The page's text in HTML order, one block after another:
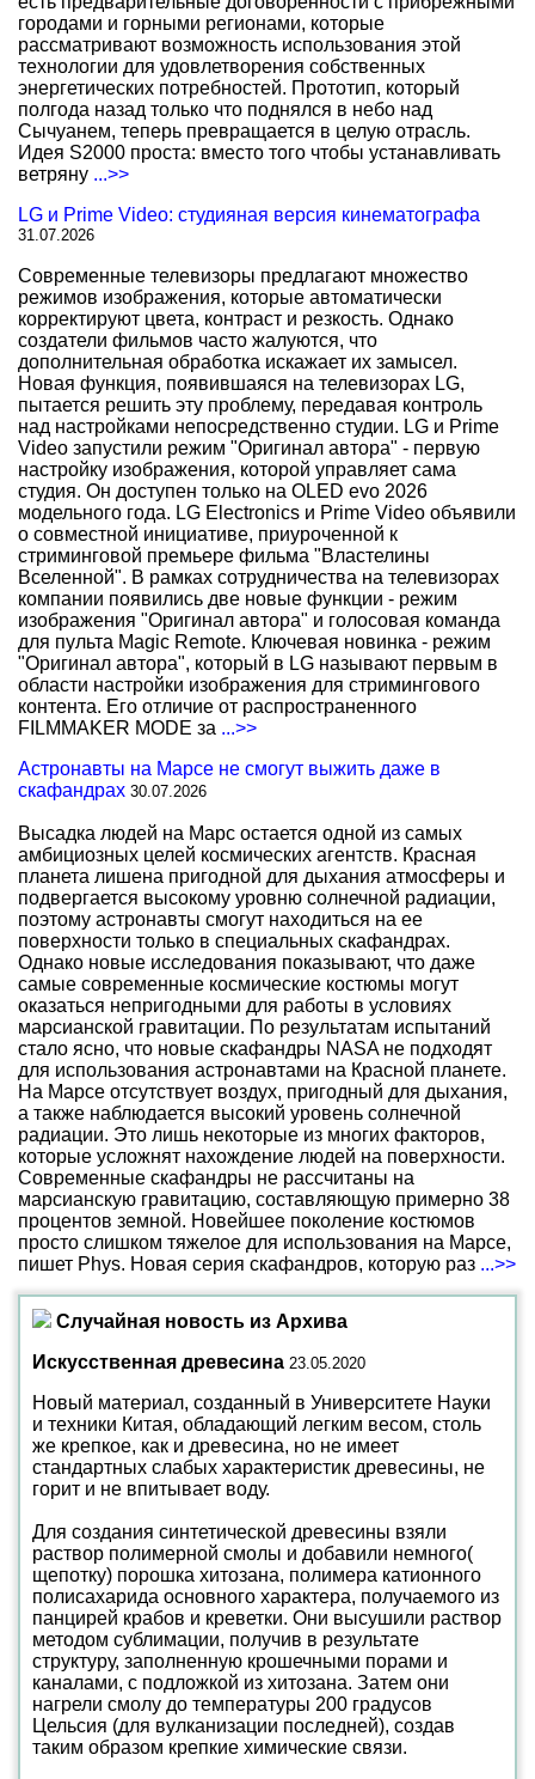
городами и горными регионами, которые
рассматривают возможность использования этой
технологии для удовлетворения собственных
энергетических потребностей. Прототип, который
полгода назад только что поднялся в небо над
Сычуанем, теперь превращается в целую отрасль.
Идея S2000 проста: вместо того чтобы устанавливать
ветряну ...>>
LG и Prime Video: студияная версия кинематографа
31.07.2026
Современные телевизоры предлагают множество
режимов изображения, которые автоматически
корректируют цвета, контраст и резкость. Однако
создатели фильмов часто жалуются, что
дополнительная обработка искажает их замысел.
Новая функция, появившаяся на телевизорах LG,
пытается решить эту проблему, передавая контроль
над настройками непосредственно студии. LG и Prime
Video запустили режим "Оригинал автора" - первую
настройку изображения, которой управляет сама
студия. Он доступен только на OLED evo 2026
модельного года. LG Electronics и Prime Video объявили
о совместной инициативе, приуроченной к
стриминговой премьере фильма "Властелины
Вселенной". В рамках сотрудничества на телевизорах
компании появились две новые функции - режим
изображения "Оригинал автора" и голосовая команда
для пульта Magic Remote. Ключевая новинка - режим
"Оригинал автора", который в LG называют первым в
области настройки изображения для стримингового
контента. Его отличие от распространенного
FILMMAKER MODE за ...>>
Астронавты на Марсе не смогут выжить даже в
скафандрах 30.07.2026
Высадка людей на Марс остается одной из самых
амбициозных целей космических агентств. Красная
планета лишена пригодной для дыхания атмосферы и
подвергается высокому уровню солнечной радиации,
поэтому астронавты смогут находиться на ее
поверхности только в специальных скафандрах.
Однако новые исследования показывают, что даже
самые современные космические костюмы могут
оказаться непригодными для работы в условиях
марсианской гравитации. По результатам испытаний
стало ясно, что новые скафандры NASA не подходят
для использования астронавтами на Красной планете.
На Марсе отсутствует воздух, пригодный для дыхания,
а также наблюдается высокий уровень солнечной
радиации. Это лишь некоторые из многих факторов,
которые усложнят нахождение людей на поверхности.
Современные скафандры не рассчитаны на
марсианскую гравитацию, составляющую примерно 38
процентов земной. Новейшее поколение костюмов
просто слишком тяжелое для использования на Марсе,
пишет Phys. Новая серия скафандров, которую раз ...>>
Случайная новость из Архива
Искусственная древесина 23.05.2020
Новый материал, созданный в Университете Науки
и техники Китая, обладающий легким весом, столь
же крепкое, как и древесина, но не имеет
стандартных слабых характеристик древесины, не
горит и не впитывает воду.
Для создания синтетической древесины взяли
раствор полимерной смолы и добавили немного(
щепотку) порошка хитозана, полимера катионного
полисахарида основного характера, получаемого из
панцирей крабов и креветки. Они высушили раствор
методом сублимации, получив в результате
структуру, заполненную крошечными порами и
каналами, с подложкой из хитозана. Затем они
нагрели смолу до температуры 200 градусов
Цельсия (для вулканизации последней), создав
таким образом крепкие химические связи.